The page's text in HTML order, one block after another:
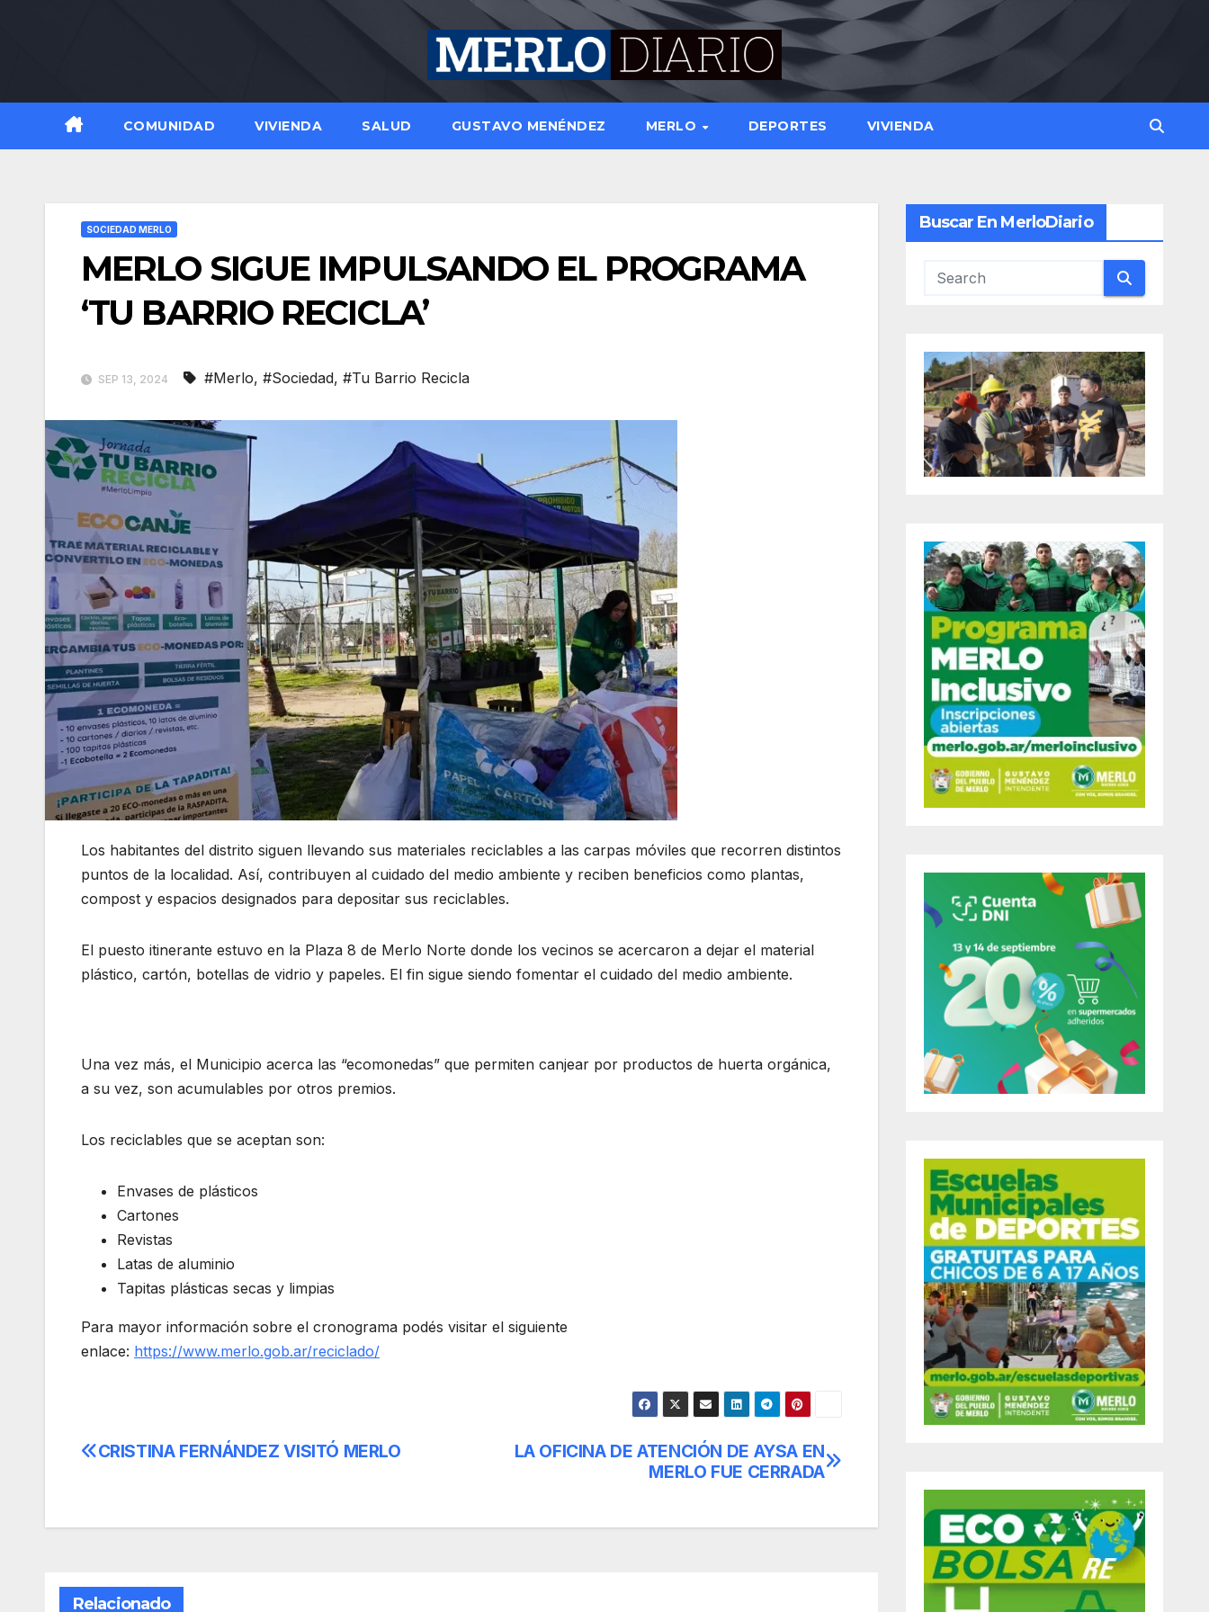
COMUNIDAD VIVIENDA SALUD GUSTAVO MENÉNDEZ MERLO DEPORTES VIVIENDA
SOCIEDAD MERLO
MERLO SIGUE IMPULSANDO EL PROGRAMA
‘TU BARRIO RECICLA’
SEP 13, 2024 #Merlo, #Sociedad, #Tu Barrio Recicla
Los habitantes del distrito siguen llevando sus materiales reciclables a las carpas móviles que recorren distintos
puntos de la localidad. Así, contribuyen al cuidado del medio ambiente y reciben beneficios como plantas,
compost y espacios designados para depositar sus reciclables.
El puesto itinerante estuvo en la Plaza 8 de Merlo Norte donde los vecinos se acercaron a dejar el material
plástico, cartón, botellas de vidrio y papeles. El fin sigue siendo fomentar el cuidado del medio ambiente.
Una vez más, el Municipio acerca las “ecomonedas” que permiten canjear por productos de huerta orgánica,
a su vez, son acumulables por otros premios.
Los reciclables que se aceptan son:
Envases de plásticos
Cartones
Revistas
Latas de aluminio
Tapitas plásticas secas y limpias
Para mayor información sobre el cronograma podés visitar el siguiente
enlace: https://www.merlo.gob.ar/reciclado/
Navegación
entradas
LA OFICINA DE ATENCIÓN DE AYSA EN
MERLO FUE CERRADA
CRISTINA FERNÁNDEZ VISITÓ MERLO
Relacionado
Buscar En MerloDiario